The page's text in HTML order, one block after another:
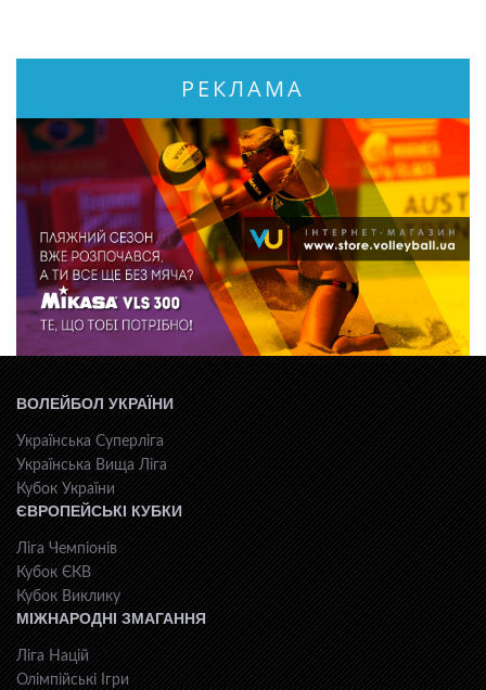
РЕКЛАМА
ВОЛЕЙБОЛ УКРАЇНИ
Українська Суперліга
Українська Вища Ліга
Кубок України
ЄВРОПЕЙСЬКІ КУБКИ
Ліга Чемпіонів
Кубок ЄКВ
Кубок Виклику
МІЖНАРОДНІ ЗМАГАННЯ
Ліга Націй
Олімпійські Ігри